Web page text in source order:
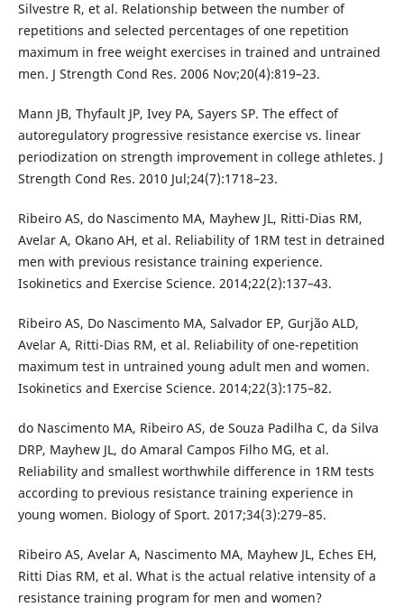
Silvestre R, et al. Relationship between the number of
repetitions and selected percentages of one repetition
maximum in free weight exercises in trained and untrained
men. J Strength Cond Res. 2006 Nov;20(4):819–23.
Mann JB, Thyfault JP, Ivey PA, Sayers SP. The effect of
autoregulatory progressive resistance exercise vs. linear
periodization on strength improvement in college athletes. J
Strength Cond Res. 2010 Jul;24(7):1718–23.
Ribeiro AS, do Nascimento MA, Mayhew JL, Ritti-Dias RM,
Avelar A, Okano AH, et al. Reliability of 1RM test in detrained
men with previous resistance training experience.
Isokinetics and Exercise Science. 2014;22(2):137–43.
Ribeiro AS, Do Nascimento MA, Salvador EP, Gurjão ALD,
Avelar A, Ritti-Dias RM, et al. Reliability of one-repetition
maximum test in untrained young adult men and women.
Isokinetics and Exercise Science. 2014;22(3):175–82.
do Nascimento MA, Ribeiro AS, de Souza Padilha C, da Silva
DRP, Mayhew JL, do Amaral Campos Filho MG, et al.
Reliability and smallest worthwhile difference in 1RM tests
according to previous resistance training experience in
young women. Biology of Sport. 2017;34(3):279–85.
Ribeiro AS, Avelar A, Nascimento MA, Mayhew JL, Eches EH,
Ritti Dias RM, et al. What is the actual relative intensity of a
resistance training program for men and women?